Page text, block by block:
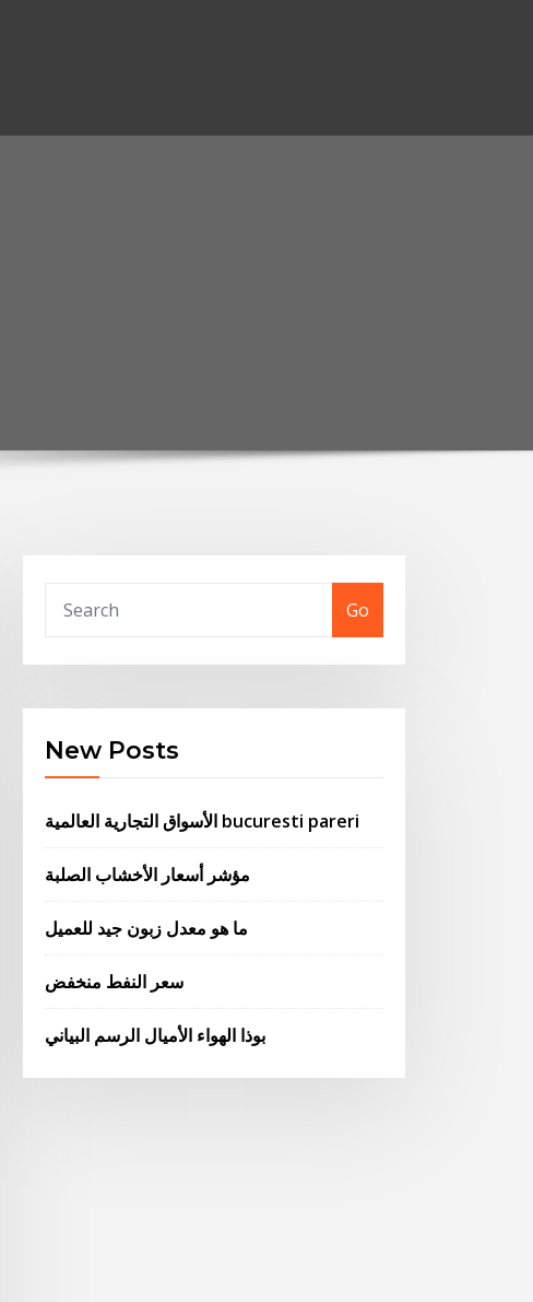
Go
New Posts
الأسواق التجارية العالمية bucuresti pareri
مؤشر أسعار الأخشاب الصلبة
ما هو معدل زبون جيد للعميل
سعر النفط منخفض
بوذا الهواء الأميال الرسم البياني